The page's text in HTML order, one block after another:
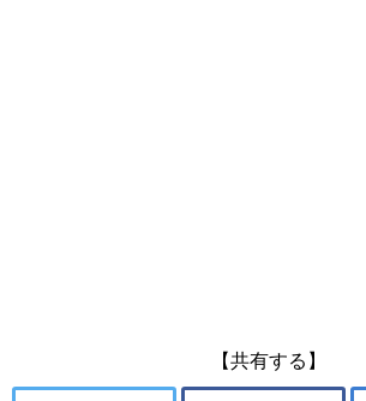
【共有する】